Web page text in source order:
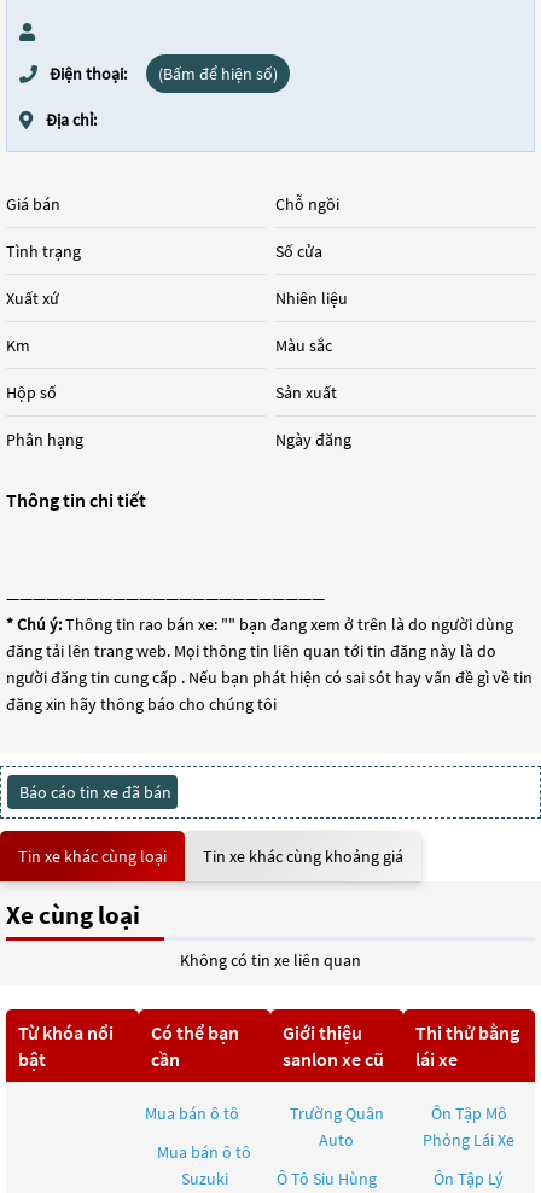
Điện thoại: (Bấm để hiện số)
Địa chỉ:
Giá bán
Tình trạng
Xuất xứ
Km
Hộp số
Phân hạng
Chỗ ngồi
Số cửa
Nhiên liệu
Màu sắc
Sản xuất
Ngày đăng
Thông tin chi tiết
————————————————————————
* Chú ý:Thông tin rao bán xe: "" bạn đang xem ở trên là do người dùng
đăng tải lên trang web. Mọi thông tin liên quan tới tin đăng này là do
người đăng tin cung cấp . Nếu bạn phát hiện có sai sót hay vấn đề gì về tin
đăng xin hãy thông báo cho chúng tôi
Báo cáo tin xe đã bán
Tin xe khác cùng loại Tin xe khác cùng khoảng giá
Xe cùng loại
Không có tin xe liên quan
Từ khóa nổi
bật
Có thể bạn
cần
Mua bán ô tô
Mua bán ô tô
Suzuki
Giới thiệu
sanlon xe cũ
Trường Quân
Auto
Ô Tô Siu Hùng
Thi thử bằng
lái xe
Ôn Tập Mô
Phỏng Lái Xe
Ôn Tập Lý